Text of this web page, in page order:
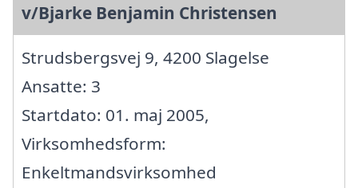
v/Bjarke Benjamin Christensen
Strudsbergsvej 9, 4200 Slagelse
Ansatte: 3
Startdato: 01. maj 2005,
Virksomhedsform:
Enkeltmandsvirksomhed